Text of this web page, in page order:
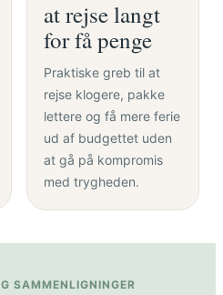
at rejse langt
for få penge
Praktiske greb til at
rejse klogere, pakke
lettere og få mere ferie
ud af budgettet uden
at gå på kompromis
med trygheden.
SAMMENLIGNINGER